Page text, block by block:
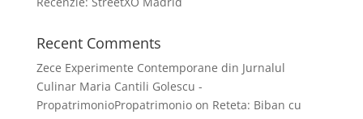
Recent Comments
Zece Experimente Contemporane din Jurnalul
Culinar Maria Cantili Golescu -
PropatrimonioPropatrimonioon Reteta: Biban cu